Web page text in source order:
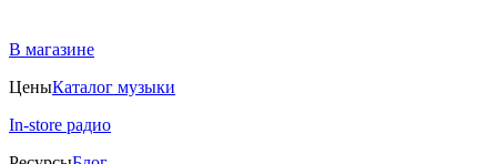
В магазине
ЦеныКаталог музыки
In-store радио